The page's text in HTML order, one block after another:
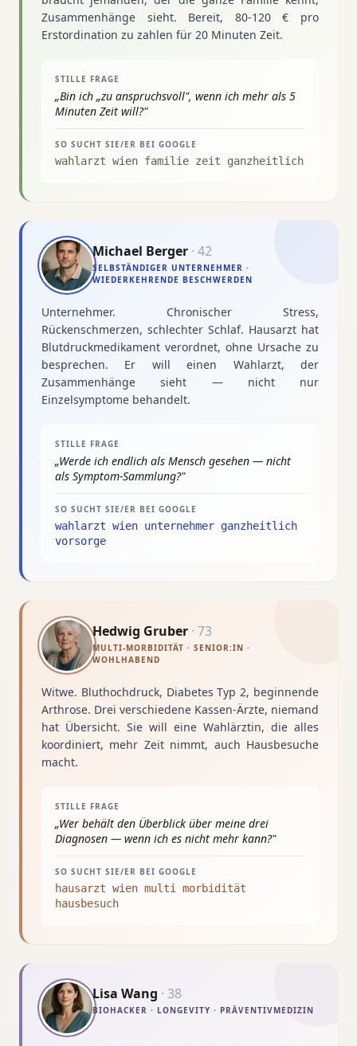
Zusammenhänge sieht. Bereit, 80-120 € pro
Erstordination zu zahlen für 20 Minuten Zeit.
STILLE FRAGE
„Bin ich „zu anspruchsvoll", wenn ich mehr als 5
Minuten Zeit will?"
SO SUCHT SIE/ER BEI GOOGLE
wahlarzt wien familie zeit ganzheitlich
Michael Berger · 42
SELBSTÄNDIGER UNTERNEHMER ·
WIEDERKEHRENDE BESCHWERDEN
Unternehmer. Chronischer Stress,
Rückenschmerzen, schlechter Schlaf. Hausarzt hat
Blutdruckmedikament verordnet, ohne Ursache zu
besprechen. Er will einen Wahlarzt, der
Zusammenhänge sieht — nicht nur
Einzelsymptome behandelt.
STILLE FRAGE
„Werde ich endlich als Mensch gesehen — nicht
als Symptom-Sammlung?"
SO SUCHT SIE/ER BEI GOOGLE
wahlarzt wien unternehmer ganzheitlich
vorsorge
Hedwig Gruber · 73
MULTI-MORBIDITÄT · SENIOR:IN ·
WOHLHABEND
Witwe. Bluthochdruck, Diabetes Typ 2, beginnende
Arthrose. Drei verschiedene Kassen-Ärzte, niemand
hat Übersicht. Sie will eine Wahlärztin, die alles
koordiniert, mehr Zeit nimmt, auch Hausbesuche
macht.
STILLE FRAGE
„Wer behält den Überblick über meine drei
Diagnosen — wenn ich es nicht mehr kann?"
SO SUCHT SIE/ER BEI GOOGLE
hausarzt wien multi morbidität
hausbesuch
Lisa Wang · 38
BIOHACKER · LONGEVITY · PRÄVENTIVMEDIZIN